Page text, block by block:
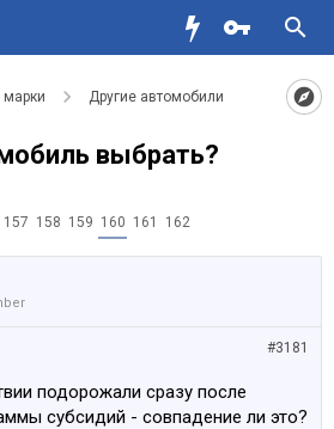
марки Другие автомобили
выбрать?
157 158 159 160 161 162
#3181
подорожали сразу после
субсидий - совпадение ли это?